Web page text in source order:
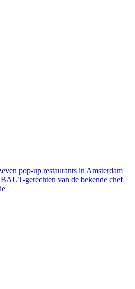
pop-up restaurants in Amsterdam
gerechten van de bekende chef